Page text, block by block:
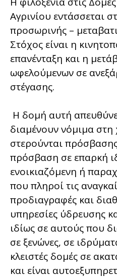
Αγρινίου εντάσσεται
προσωρινής –
Στόχος είναι η
επανένταξη και η
ωφελούμενων σε
στέγασης.
Η δομή αυτή
διαμένουν νόμιμα
στερούνται
πρόσβαση σε επαρκή
ενοικιαζόμενη ή
που πληροί τις
προδιαγραφές και
υπηρεσίες ύδρευσης
ιδίως σε αυτούς που
σε ξενώνες, σε
κλειστές δομές σε
και είναι